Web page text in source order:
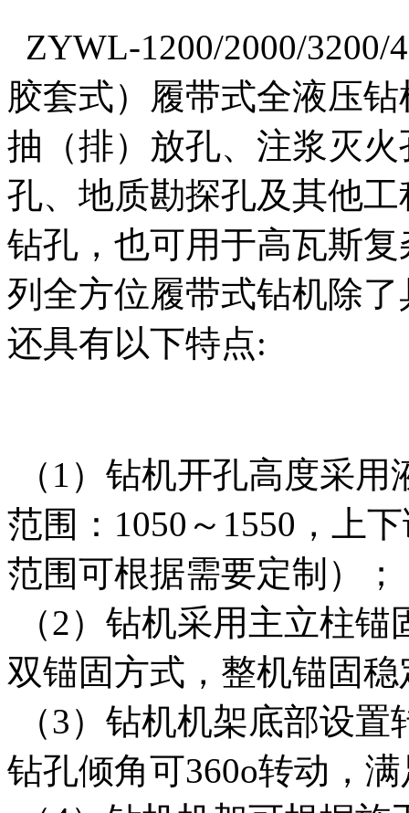
ZYWL-1200/2000/3200/
胶套式）履带式全液压
抽（排）放孔、注浆灭
孔、地质勘探孔及其他
钻孔，也可用于高瓦斯
列全方位履带式钻机除
还具有以下特点:
（1）钻机开孔高度采
范围：1050～1550，上
范围可根据需要定制）；
（2）钻机采用主立柱
双锚固方式，整机锚固
（3）钻机机架底部设
钻孔倾角可360o转动，